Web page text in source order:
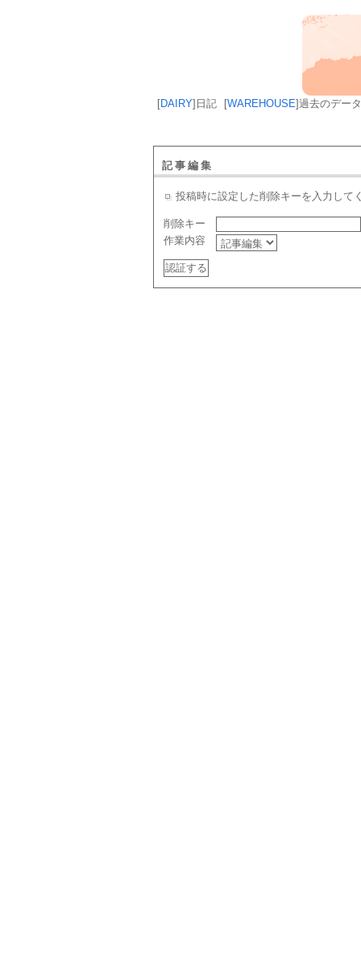
[DAIRY] 日記 [WAREHOUSE]過去のデータ
記事編集
投稿時に設定した削除キーを入力して
削除キー
作業内容